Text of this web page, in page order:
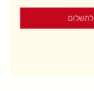
לתשלום